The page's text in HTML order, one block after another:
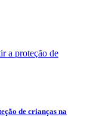
de crianças na